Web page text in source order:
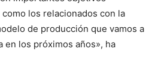
los relacionados con la
de producción que vamos a
en los próximos años», ha